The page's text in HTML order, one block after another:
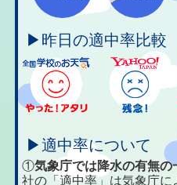
▶昨日の適中率比較
▶適中率について
①気象庁では降水の有無
社の「適中率」は気象庁に